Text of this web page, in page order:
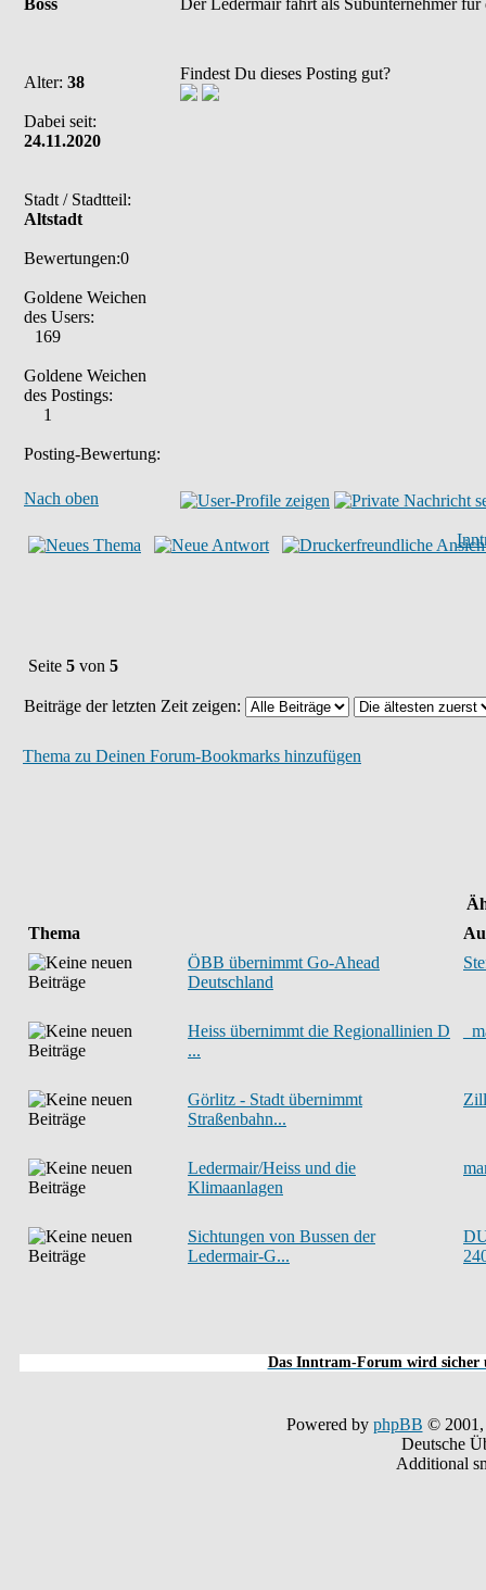
Boss
Alter: 38
Dabei seit:
24.11.2020
Stadt / Stadtteil:
Altstadt
Bewertungen:0
Goldene Weichen
des Users:
169
Goldene Weichen
des Postings:
1
Posting-Bewertung:
Der Ledermair fährt als Subunternehmer
Findest Du dieses Posting gut?
Nach oben
Seite 5 von 5
Beiträge der letzten Zeit zeigen:
Thema zu Deinen Forum-Bookmarks hinzufügen
Thema
ÖBB übernimmt Go-Ahead
Deutschland
Heiss übernimmt die Regionallinien D
...
Görlitz - Stadt übernimmt
Straßenbahn...
Ledermair/Heiss und die
Klimaanlagen
Sichtungen von Bussen der
Ledermair-G...
Das Inntram-Forum wird sicher
Powered by phpBB © 2001,
Deutsche
Additional